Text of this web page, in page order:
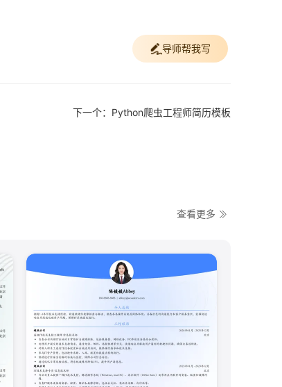
导师帮我写
下一个：Python爬虫工程师简历模板
查看更多